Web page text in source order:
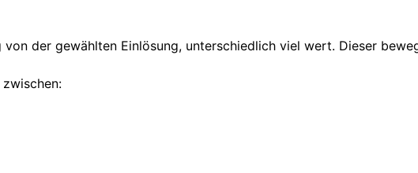
der gewählten Einlösung, unterschiedlich viel wert. Dieser